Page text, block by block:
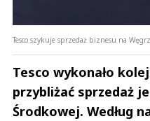
Tesco szykuje sprzedaż biznesu na
Tesco wykonało
przybliżać sprzedaż
Środkowej. Według